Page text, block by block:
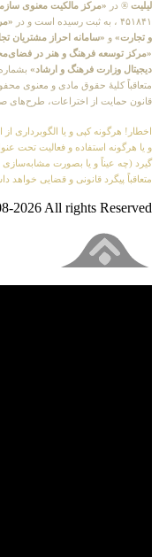
لیلیت ® در «مرکز مالکیت معنوی
۴۵۱۸۴۱ ، به ثبت رسیده است و در
و تجارت» و «سامانه احراز مشتریان
«مرکز توسعه فرهنگ و هنر در
دیجیتال وزارت فرهنگ و ارشاد»
متعاقباً کلیهٔ حقوق مادی و معنوی
قانون حمایت از اختراعات، طرح‌های
اخطار! هرگونه کپی و یا الگوبرداری
و یا هرگونه استفاده و فعالیت تحت
گیرد (چه عیناً و یا بصورت
متعاقباً پیگرد قانونی و قضایی خواهد
2026 All rights Reserved